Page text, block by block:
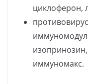
циклоферон,
иммуномакс.